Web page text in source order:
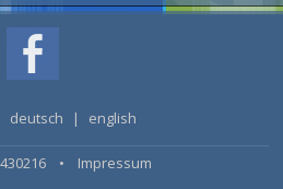
deutsch | english
• Impressum